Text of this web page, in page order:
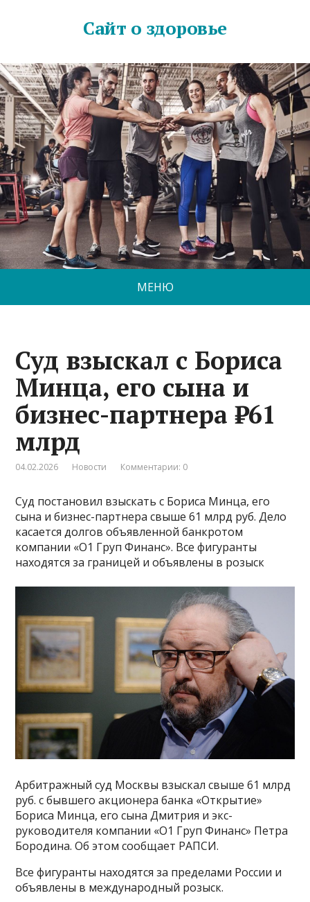
Сайт о здоровье
МЕНЮ
Суд взыскал с Бориса
Минца, его сына и
бизнес-партнера ₽61
млрд
04.02.2026 Новости Комментарии: 0
Суд постановил взыскать с Бориса Минца, его
сына и бизнес-партнера свыше 61 млрд руб. Дело
касается долгов объявленной банкротом
компании «О1 Груп Финанс». Все фигуранты
находятся за границей и объявлены в розыск
Арбитражный суд Москвы взыскал свыше 61 млрд
руб. с бывшего акционера банка «Открытие»
Бориса Минца, его сына Дмитрия и экс-
руководителя компании «О1 Груп Финанс» Петра
Бородина. Об этом сообщает РАПСИ.
Все фигуранты находятся за пределами России и
объявлены в международный розыск.